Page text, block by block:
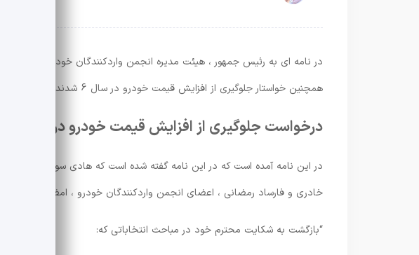
همچنین خواستار جلوگیری از افزایش قیمت خودرو در سال 6 شدند.
درخواست جلوگیری از افزایش قیمت خودرو در سال آینده
در این نامه آمده است که در این نامه گفته شده است که هادی سولیمانی
خادری و فارساد رمضانی ، اعضای انجمن واردکنندگان خودرو ، امضا کرده اند:
“بازگشت به شکایت محترم خود در مباحث انتخاباتی که: